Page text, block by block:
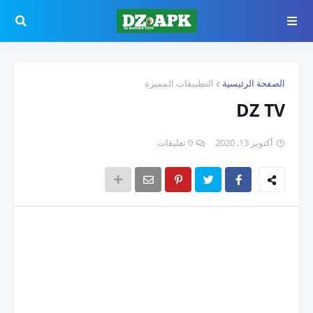
الصفحة الرئيسية التطبيقات المميزة
DZ TV
أكتوبر 13, 2020 0 تعليقات